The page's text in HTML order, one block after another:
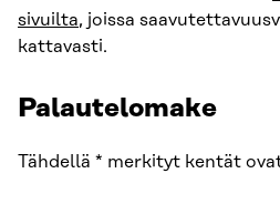
sivuilta, joissa
kattavasti.
Palautelomake
Tähdellä * merkityt kentät